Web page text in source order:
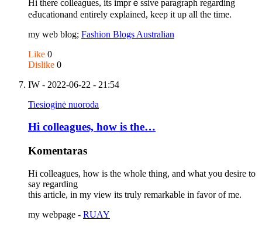
Hi there colleaɡues, its imprｅssive paragraph regarding
eԀucationand entirely explained, keep іt up all the time.
my wеb blog; Fashion Blogs Australian
Like 0
Dislike 0
IW - 2022-06-22 - 21:54
Tiesioginė nuoroda
Hi colleagues, how is the…
Komentaras
Hi colleagues, how is the whole thing, and what you desire to
say regarding
this article, in my view its truly remarkable in favor of me.
my webpage - RUAY